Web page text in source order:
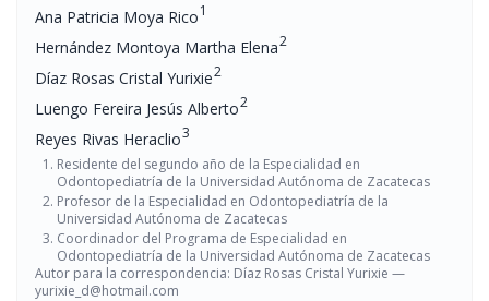
Ana Patricia Moya Rico1
Hernández Montoya Martha Elena2
Díaz Rosas Cristal Yurixie2
Luengo Fereira Jesús Alberto2
Reyes Rivas Heraclio3
Residente del segundo año de la Especialidad en
Odontopediatría de la Universidad Autónoma de Zacatecas
Profesor de la Especialidad en Odontopediatría de la
Universidad Autónoma de Zacatecas
Coordinador del Programa de Especialidad en
Odontopediatría de la Universidad Autónoma de Zacatecas
Autor para la correspondencia: Díaz Rosas Cristal Yurixie —
yurixie_d@hotmail.com